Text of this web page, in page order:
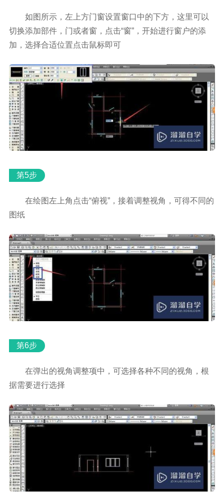
如图所示，左上方门窗设置窗口中的下方，这里可以
切换添加部件，门或者窗，点击“窗”，开始进行窗户的添
加，选择合适位置点击鼠标即可
第5步
在绘图左上角点击“俯视”，接着调整视角，可得不同的
图纸
第6步
在弹出的视角调整项中，可选择各种不同的视角，根
据需要进行选择